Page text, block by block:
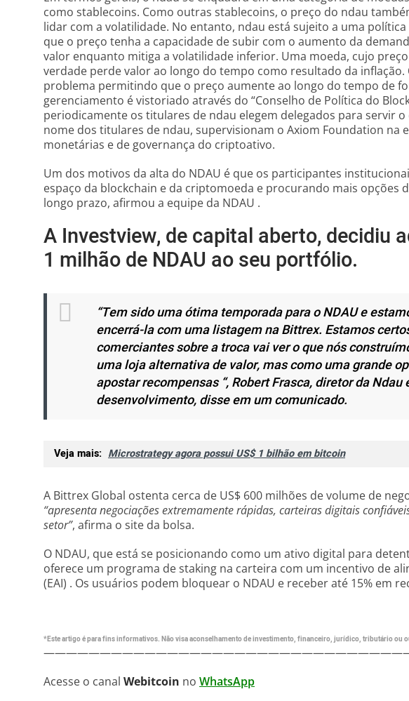
como stablecoins. Como outras stablecoins, o preço do ndau
lidar com a volatilidade. No entanto, ndau está sujeito a uma
que o preço tenha a capacidade de subir com o aumento da
valor enquanto mitiga a volatilidade inferior. Uma moeda, cujo
verdade perde valor ao longo do tempo como resultado da inflação.
problema permitindo que o preço aumente ao longo do tempo de
gerenciamento é vistoriado através do “Conselho de Política do
periodicamente os titulares de ndau elegem delegados para servir o
nome dos titulares de ndau, supervisionam o Axiom Foundation na
monetárias e de governança do criptoativo.
Um dos motivos da alta do NDAU é que os participantes
espaço da blockchain e da criptomoeda e procurando mais opções
longo prazo, afirmou a equipe da NDAU .
A Investview, de capital aberto, decidiu
1 milhão de NDAU ao seu portfólio.
“Tem sido uma ótima temporada para o NDAU e
encerrá-la com uma listagem na Bittrex. Estamos
comerciantes sobre a troca vai ver o que nós
uma loja alternativa de valor, mas como uma grande
apostar recompensas “, Robert Frasca, diretor da Ndau
desenvolvimento, disse em um comunicado.
Veja mais: Microstrategy agora possui US$ 1 bilhão em bitcoin
A Bittrex Global ostenta cerca de US$ 600 milhões de volume de
“apresenta negociações extremamente rápidas, carteiras digitais
setor”, afirma o site da bolsa.
O NDAU, que está se posicionando como um ativo digital para
oferece um programa de staking na carteira com um incentivo de
(EAI) . Os usuários podem bloquear o NDAU e receber até 15% em
*Este artigo é para fins informativos. Não visa aconselhamento de investimento, financeiro, jurídico, tributário ou
Acesse o canal Webitcoin no WhatsApp